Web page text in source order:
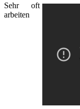
Sehr oft
arbeiten